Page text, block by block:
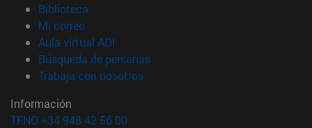
Biblioteca
Mi correo(abre en nueva ventana)
Aula virtual ADI
Búsqueda de personas(abre en nueva ventana)
Trabaja con nosotros(abre en nueva ventana)
Información
TFNO +34 948 42 56 00